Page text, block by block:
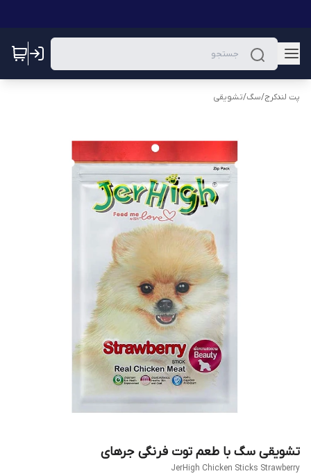
پت لندکرج/سگ/تشویقی
تشویقی سگ با طعم توت فرنگی جرهای
JerHigh Chicken Sticks Strawberry